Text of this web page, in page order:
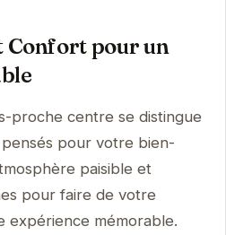
Confort pour un
proche centre se distingue
pour votre bien-
paisible et
pour faire de votre
expérience mémorable.